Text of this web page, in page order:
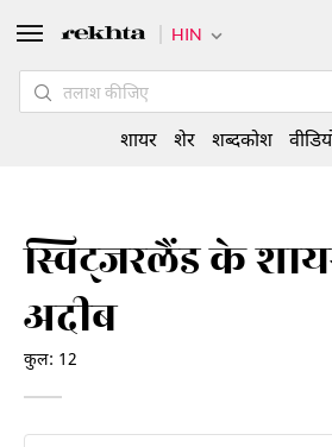
स्विट्जरलैंड के
अदीब
कुल: 12
HIN
शायर शेर शब्दकोश